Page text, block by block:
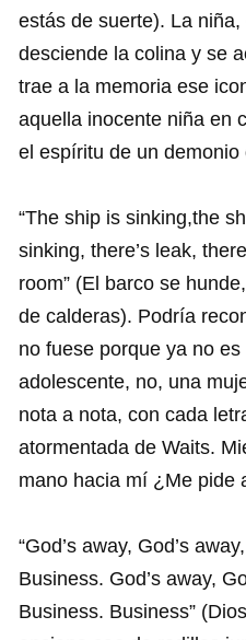
estás de suerte). La
desciende la colina y se
trae a la memoria ese
aquella inocente niña en
el espíritu de un demonio
“The ship is sinking,the
sinking, there’s leak,
room” (El barco se
de calderas). Podría
no fuese porque ya no
adolescente, no, una
nota a nota, con cada
atormentada de Waits.
mano hacia mí ¿Me pide
“God’s away, God’s
Business. God’s away,
Business. Business”